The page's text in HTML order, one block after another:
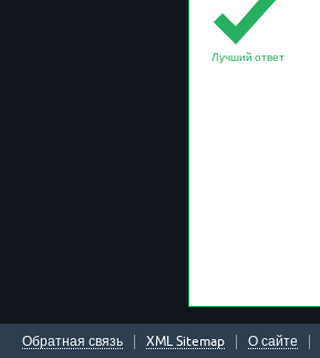
Лучший ответ
Обратная связь XML Sitemap О сайте